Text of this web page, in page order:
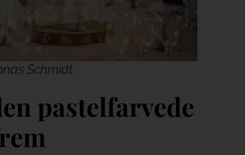
Schmidt
pastelfarvede